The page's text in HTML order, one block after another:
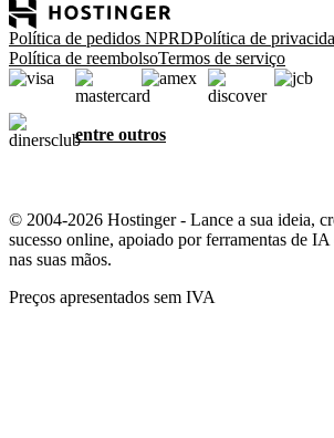
Política de pedidos NPRDPolítica de
Política de reembolsoTermos de serviço
entre outros
© 2004-2026 Hostinger - Lance a sua ideia,
sucesso online, apoiado por ferramentas de
nas suas mãos.
Preços apresentados sem IVA